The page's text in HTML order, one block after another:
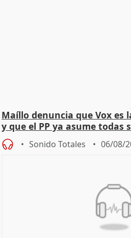
Maíllo denuncia que Vox es
y que el PP ya asume todas
Sonido Totales 06/08/